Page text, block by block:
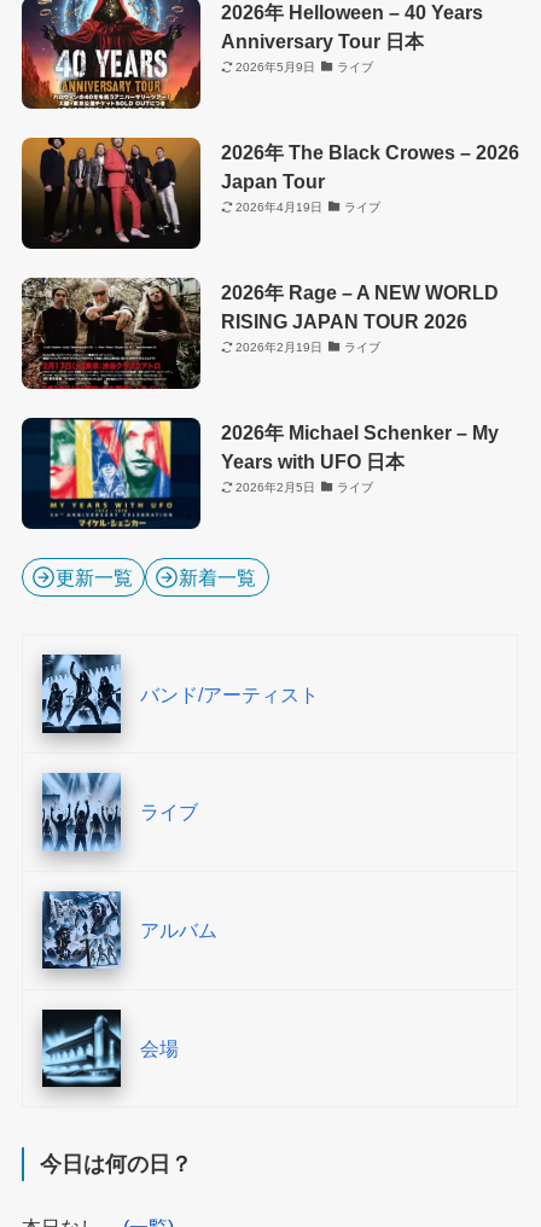
2026年 Helloween – 40 Years
Anniversary Tour 日本
2026年5月9日 ライブ
2026年 The Black Crowes – 2026
Japan Tour
2026年4月19日 ライブ
2026年 Rage – A NEW WORLD
RISING JAPAN TOUR 2026
2026年2月19日 ライブ
2026年 Michael Schenker – My
Years with UFO 日本
2026年2月5日 ライブ
更新一覧 新着一覧
バンド/アーティスト
ライブ
アルバム
会場
今日は何の日？